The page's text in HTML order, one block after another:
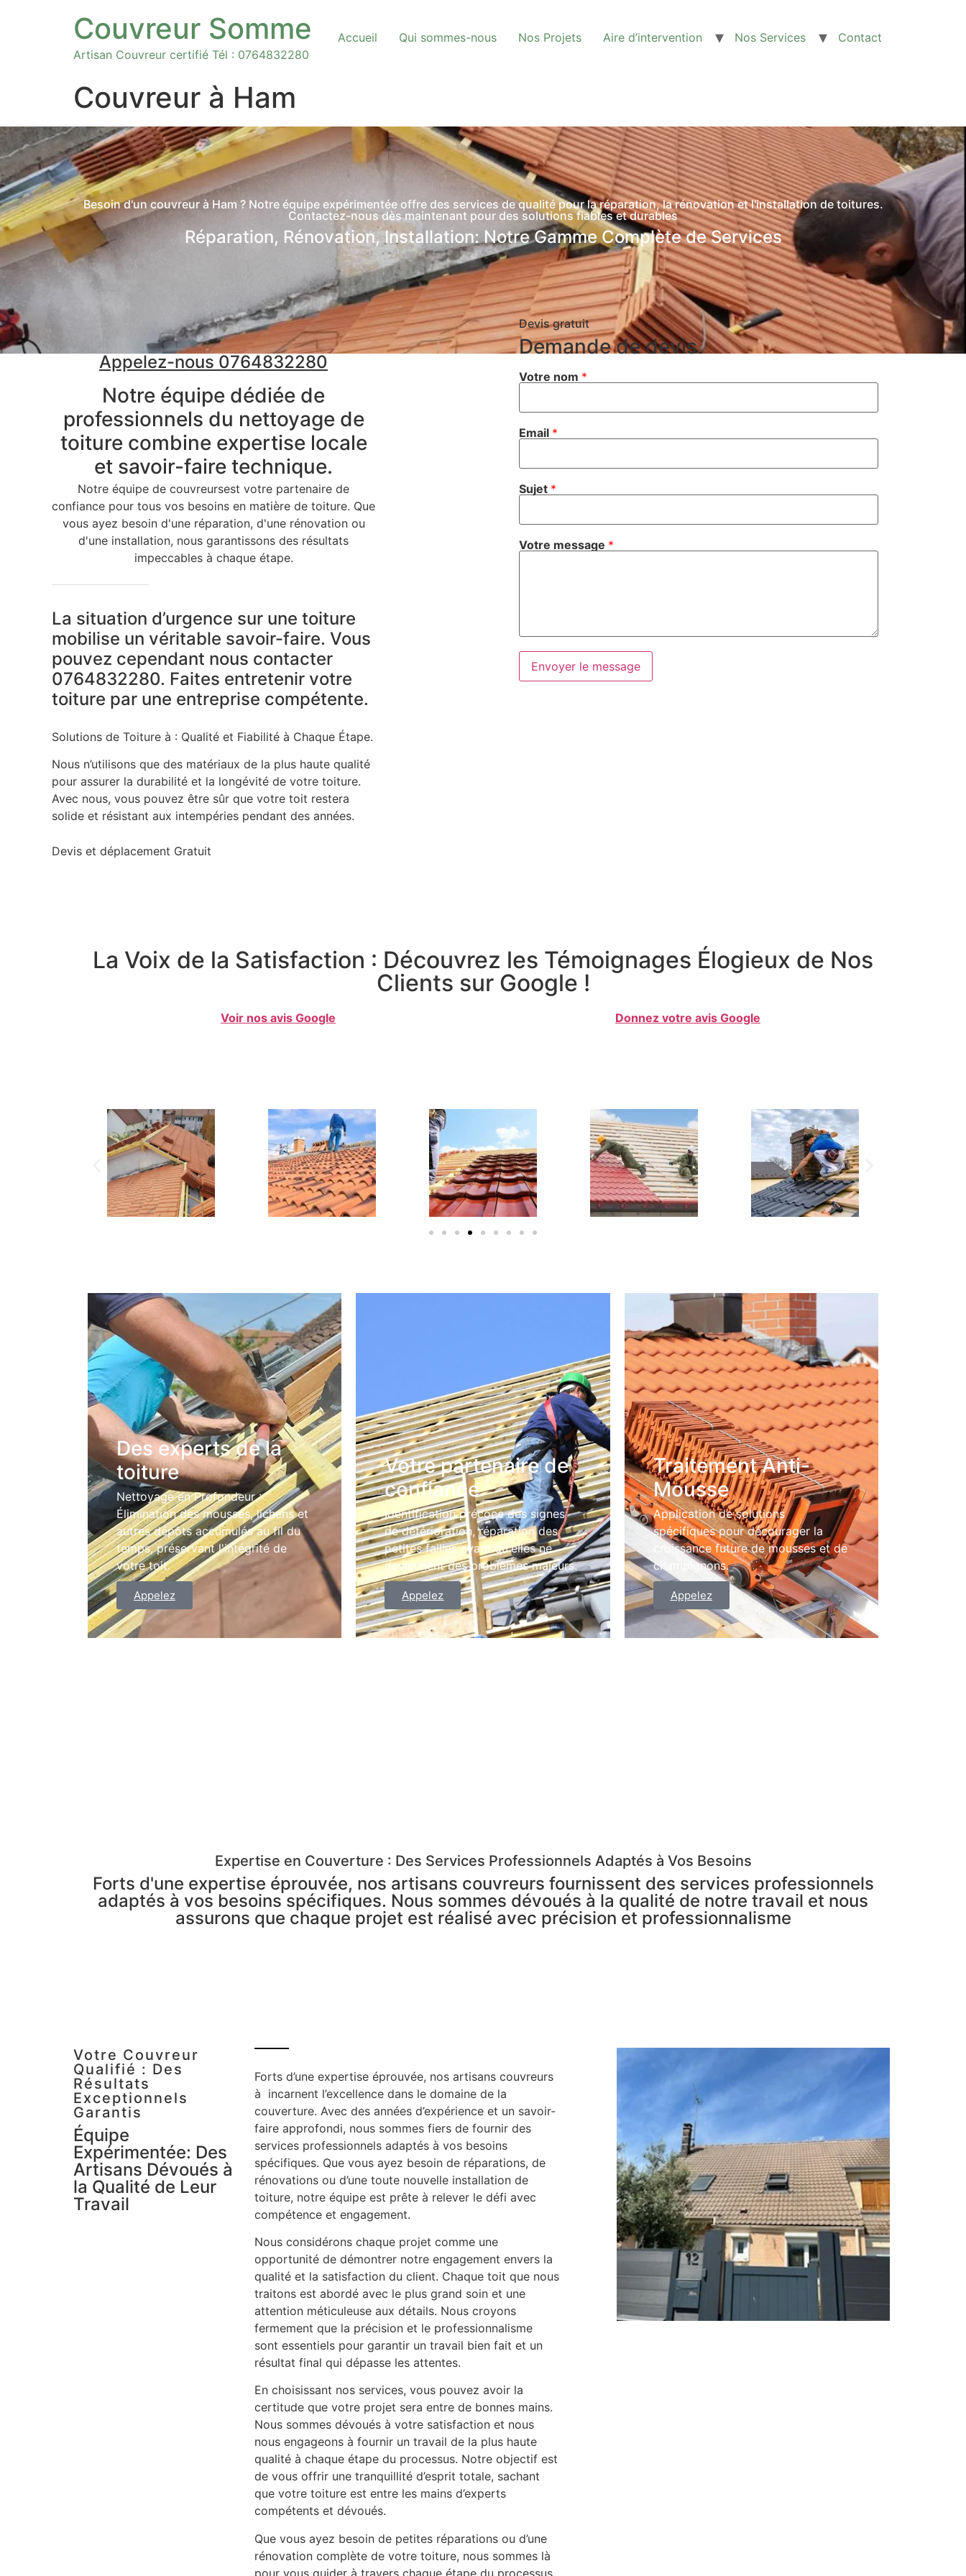
Couvreur Somme
Artisan Couvreur certifié Tél : 0764832280
Accueil Qui sommes-nous Nos Projets Aire d’intervention Nos Services Contact
Couvreur à Ham
Besoin d'un couvreur à Ham ? Notre équipe expérimentée offre des services de qualité pour la réparation, la rénovation et l'installation de toitures.
Contactez-nous dès maintenant pour des solutions fiables et durables
Réparation, Rénovation, Installation: Notre Gamme Complète de Services
Appelez-nous 0764832280
Notre équipe dédiée de
professionnels du nettoyage de
toiture combine expertise locale
et savoir-faire technique.
Notre équipe de couvreursest votre partenaire de
confiance pour tous vos besoins en matière de toiture. Que
vous ayez besoin d'une réparation, d'une rénovation ou
d'une installation, nous garantissons des résultats
impeccables à chaque étape.
La situation d’urgence sur une toiture
mobilise un véritable savoir-faire. Vous
pouvez cependant nous contacter
0764832280. Faites entretenir votre
toiture par une entreprise compétente.
Solutions de Toiture à : Qualité et Fiabilité à Chaque Étape.
Nous n’utilisons que des matériaux de la plus haute qualité
pour assurer la durabilité et la longévité de votre toiture.
Avec nous, vous pouvez être sûr que votre toit restera
solide et résistant aux intempéries pendant des années.
Devis et déplacement Gratuit
Devis gratuit
Demande de devis
Votre nom *
Email *
Sujet *
Votre message *
Envoyer le message
La Voix de la Satisfaction : Découvrez les Témoignages Élogieux de Nos
Clients sur Google !
Voir nos avis Google Donnez votre avis Google
Des experts de la
toiture
Nettoyage en Profondeur :
Élimination des mousses, lichens et
autres dépôts accumulés au fil du
temps, préservant l'intégrité de
votre toit.
Appelez
Votre partenaire de
confiance
Identification précoce des signes
de détérioration, réparation des
petites failles avant qu'elles ne
deviennent des problèmes majeurs.
Appelez
Traitement Anti-
Mousse
Application de solutions
spécifiques pour décourager la
croissance future de mousses et de
champignons.
Appelez
Expertise en Couverture : Des Services Professionnels Adaptés à Vos Besoins
Forts d'une expertise éprouvée, nos artisans couvreurs fournissent des services professionnels
adaptés à vos besoins spécifiques. Nous sommes dévoués à la qualité de notre travail et nous
assurons que chaque projet est réalisé avec précision et professionnalisme
Votre Couvreur
Qualifié : Des
Résultats
Exceptionnels
Garantis
Équipe
Expérimentée: Des
Artisans Dévoués à
la Qualité de Leur
Travail
Forts d’une expertise éprouvée, nos artisans couvreurs
à incarnent l’excellence dans le domaine de la
couverture. Avec des années d’expérience et un savoir-
faire approfondi, nous sommes fiers de fournir des
services professionnels adaptés à vos besoins
spécifiques. Que vous ayez besoin de réparations, de
rénovations ou d’une toute nouvelle installation de
toiture, notre équipe est prête à relever le défi avec
compétence et engagement.
Nous considérons chaque projet comme une
opportunité de démontrer notre engagement envers la
qualité et la satisfaction du client. Chaque toit que nous
traitons est abordé avec le plus grand soin et une
attention méticuleuse aux détails. Nous croyons
fermement que la précision et le professionnalisme
sont essentiels pour garantir un travail bien fait et un
résultat final qui dépasse les attentes.
En choisissant nos services, vous pouvez avoir la
certitude que votre projet sera entre de bonnes mains.
Nous sommes dévoués à votre satisfaction et nous
nous engageons à fournir un travail de la plus haute
qualité à chaque étape du processus. Notre objectif est
de vous offrir une tranquillité d’esprit totale, sachant
que votre toiture est entre les mains d’experts
compétents et dévoués.
Que vous ayez besoin de petites réparations ou d’une
rénovation complète de votre toiture, nous sommes là
pour vous guider à travers chaque étape du processus.